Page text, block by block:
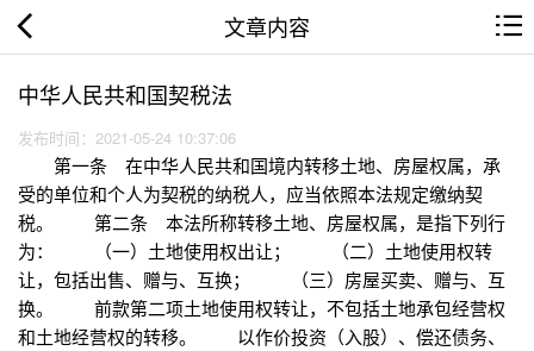
文章内容
中华人民共和国契税法
发布时间：2021-05-24 10:37:06
第一条 在中华人民共和国境内转移土地、房屋权属，承
受的单位和个人为契税的纳税人，应当依照本法规定缴纳契
税。 第二条 本法所称转移土地、房屋权属，是指下列行
为： （一）土地使用权出让； （二）土地使用权转
让，包括出售、赠与、互换； （三）房屋买卖、赠与、互
换。 前款第二项土地使用权转让，不包括土地承包经营权
和土地经营权的转移。 以作价投资（入股）、偿还债务、